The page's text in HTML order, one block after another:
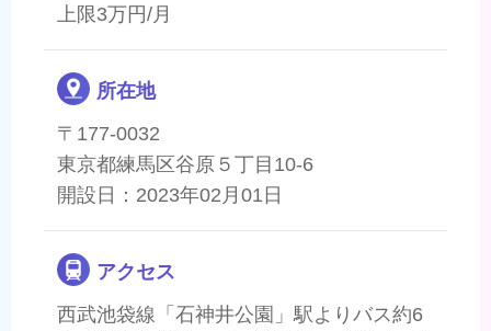
上限3万円/月
所在地
〒177-0032
東京都練馬区谷原５丁目10-6
開設日：2023年02月01日
アクセス
西武池袋線「石神井公園」駅よりバス約6